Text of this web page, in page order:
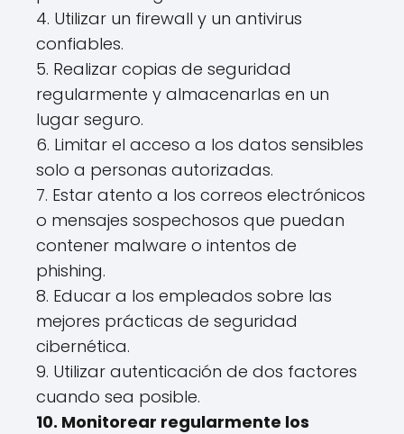
4. Utilizar un firewall y un antivirus
confiables.
5. Realizar copias de seguridad
regularmente y almacenarlas en un
lugar seguro.
6. Limitar el acceso a los datos sensibles
solo a personas autorizadas.
7. Estar atento a los correos electrónicos
o mensajes sospechosos que puedan
contener malware o intentos de
phishing.
8. Educar a los empleados sobre las
mejores prácticas de seguridad
cibernética.
9. Utilizar autenticación de dos factores
cuando sea posible.
10. Monitorear regularmente los